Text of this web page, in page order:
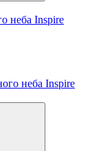
неба Inspire